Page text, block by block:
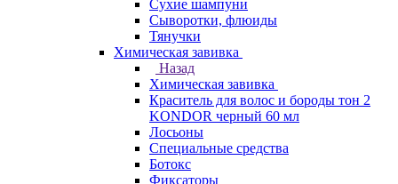
Сухие шампуни
Сыворотки, флюиды
Тянучки
Химическая завивка
Назад
Химическая завивка
Краситель для волос и бороды тон 2
KONDOR черный 60 мл
Лосьоны
Специальные средства
Ботокс
Фиксаторы